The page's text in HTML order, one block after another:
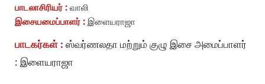
பாடலாசிரியர் : வாலி
இசையமைப்பாளர் : இளையராஜா
பாடகர்கள் : ஸ்வர்ணலதா மற்றும் குழு இசை அமைப்பாளர்
: இளையராஜா